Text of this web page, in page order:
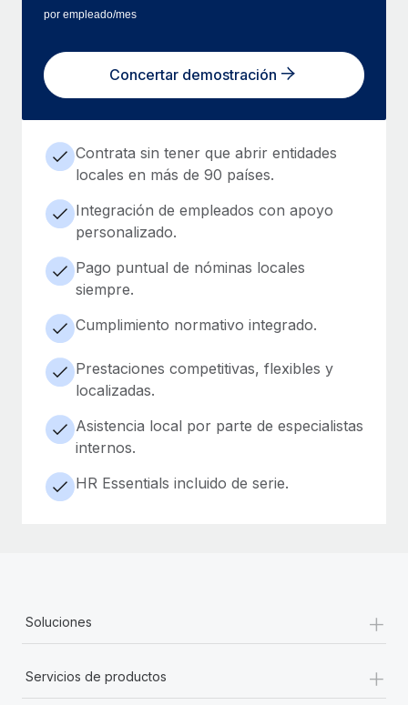
por empleado/mes
Concertar demostración
Contrata sin tener que abrir entidades
locales en más de 90 países.
Integración de empleados con apoyo
personalizado.
Pago puntual de nóminas locales
siempre.
Cumplimiento normativo integrado.
Prestaciones competitivas, flexibles y
localizadas.
Asistencia local por parte de especialistas
internos.
HR Essentials incluido de serie.
Soluciones +
Servicios de productos +